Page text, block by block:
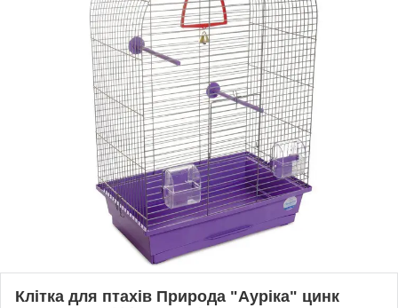
Клітка для птахів Природа "Ауріка" цинк